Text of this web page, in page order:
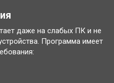
даже на слабых ПК и не
Программа имеет